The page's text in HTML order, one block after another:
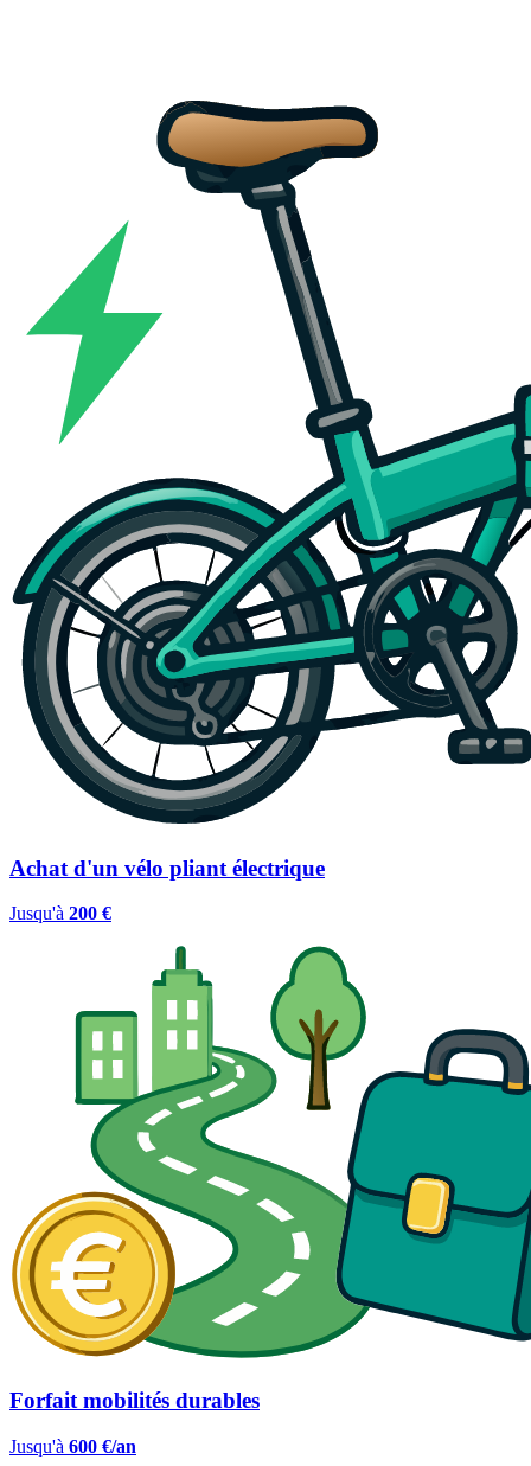
Achat d'un vélo pliant électrique
Jusqu'à 200 €
Forfait mobilités durables
Jusqu'à 600 €/an